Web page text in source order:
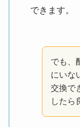
できます。
でも、
にいな
交換で
したら